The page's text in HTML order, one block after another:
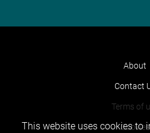
About
Contact
Terms of
Cookies
This website uses cookies to